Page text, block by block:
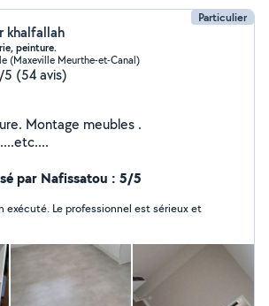
Particulier
khalfallah
peinture.
(Maxeville Meurthe-et-Canal)
5 (54 avis)
Montage meubles .
par Nafissatou : 5/5
exécuté. Le professionnel est sérieux et